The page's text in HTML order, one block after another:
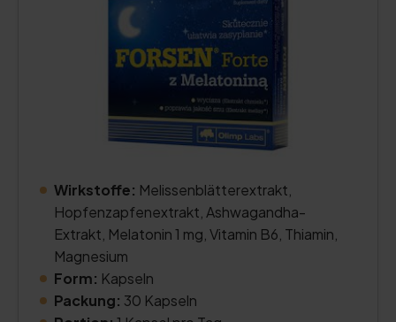
Wirkstoffe: Melissenblätterextrakt,
Hopfenzapfenextrakt, Ashwagandha-
Extrakt, Melatonin 1 mg, Vitamin B6, Thiamin,
Magnesium
Form: Kapseln
Packung: 30 Kapseln